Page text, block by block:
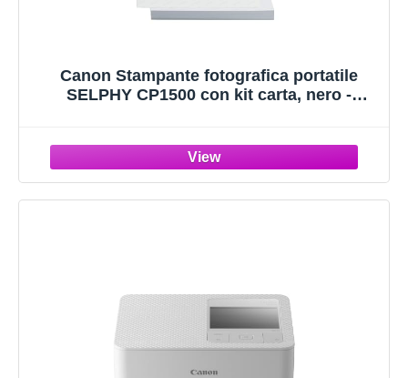
Canon Stampante fotografica portatile
SELPHY CP1500 con kit carta, nero -
fogli di carta 4x6